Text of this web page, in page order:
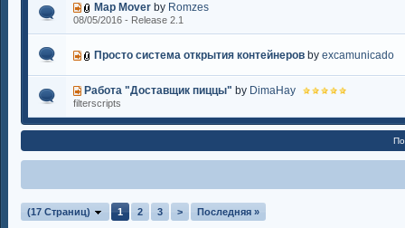
Map Mover by Romzes
08/05/2016 - Release 2.1
Просто система открытия контейнеров by excamunicado
Работа "Доставщик пиццы" by DimaHay
filterscripts
(17 Страниц) 1 2 3 > Последняя »